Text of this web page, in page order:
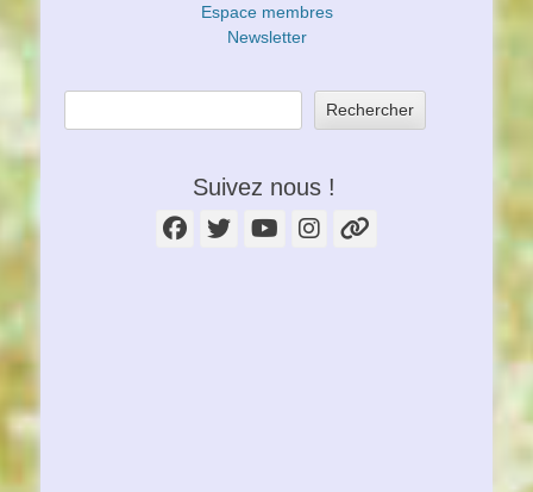
Espace membres
Newsletter
Rechercher
Suivez nous !
Facebook
Twitter
YouTube
Instagram